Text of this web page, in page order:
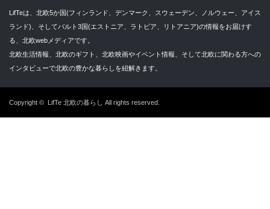
LifTeは、北欧5か国(フィンランド、デンマーク、スウェーデン、ノルウェー、アイス
ランド)、そしてバルト3国(エストニア、ラトビア、リトアニア)の情報をお届けす
る、北欧webメディアです。
北欧生活情報、北欧のギフト、北欧映画やイベント情報、そして北欧に関わる方への
インタビューで北欧の豊かな暮らしを紐解きます。
Copyright © LifTe 北欧の暮らし All rights reserved.